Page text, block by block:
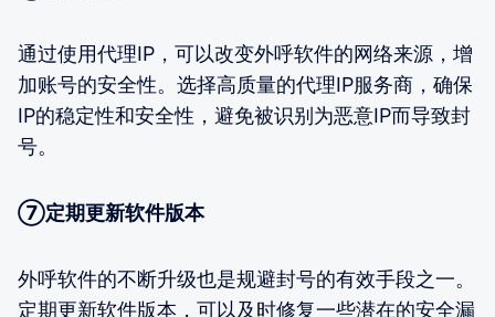
通过使用代理IP，可以改变外呼软件的网络来源，增
加账号的安全性。选择高质量的代理IP服务商，确保
IP的稳定性和安全性，避免被识别为恶意IP而导致封
号。
⑦定期更新软件版本
外呼软件的不断升级也是规避封号的有效手段之一。
定期更新软件版本，可以及时修复一些潜在的安全漏